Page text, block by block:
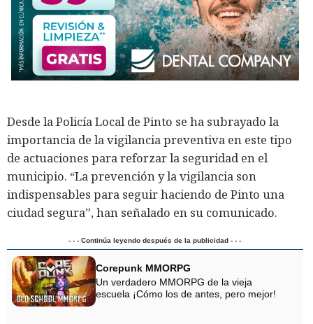
Desde la Policía Local de Pinto se ha subrayado la
importancia de la vigilancia preventiva en este tipo
de actuaciones para reforzar la seguridad en el
municipio. “La prevención y la vigilancia son
indispensables para seguir haciendo de Pinto una
ciudad segura”, han señalado en su comunicado.
- - - Continúa leyendo después de la publicidad - - -
Corepunk MMORPG
Un verdadero MMORPG de la vieja
escuela ¡Cómo los de antes, pero mejor!